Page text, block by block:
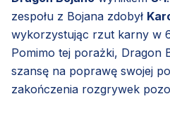
zespołu z Bojana zdobył
wykorzystując rzut karny w
Pomimo tej porażki, Dragon
szansę na poprawę swojej
zakończenia rozgrywek